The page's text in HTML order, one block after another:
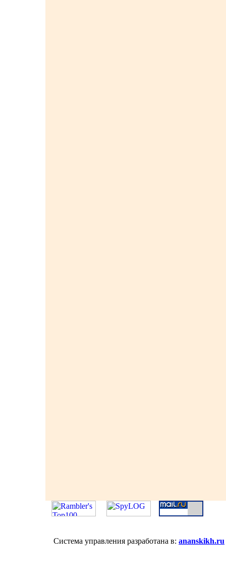
Система управления разработана в: ananskikh.ru